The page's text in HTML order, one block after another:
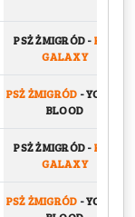
PSŻ ŻMIGRÓD-KFV
GALAXY
PSŻ ŻMIGRÓD -YOUNG
BLOOD
PSŻ ŻMIGRÓD-KFV
GALAXY
PSŻ ŻMIGRÓD -YOUNG